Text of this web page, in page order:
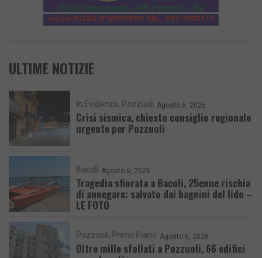
ULTIME NOTIZIE
In Evidenza Pozzuoli Agosto 6, 2026
Crisi sismica, chiesto consiglio regionale
urgente per Pozzuoli
Bacoli Agosto 6, 2026
Tragedia sfiorata a Bacoli, 25enne rischia
di annegare: salvato dai bagnini del lido –
LE FOTO
Pozzuoli Primo Piano Agosto 6, 2026
Oltre mille sfollati a Pozzuoli, 66 edifici